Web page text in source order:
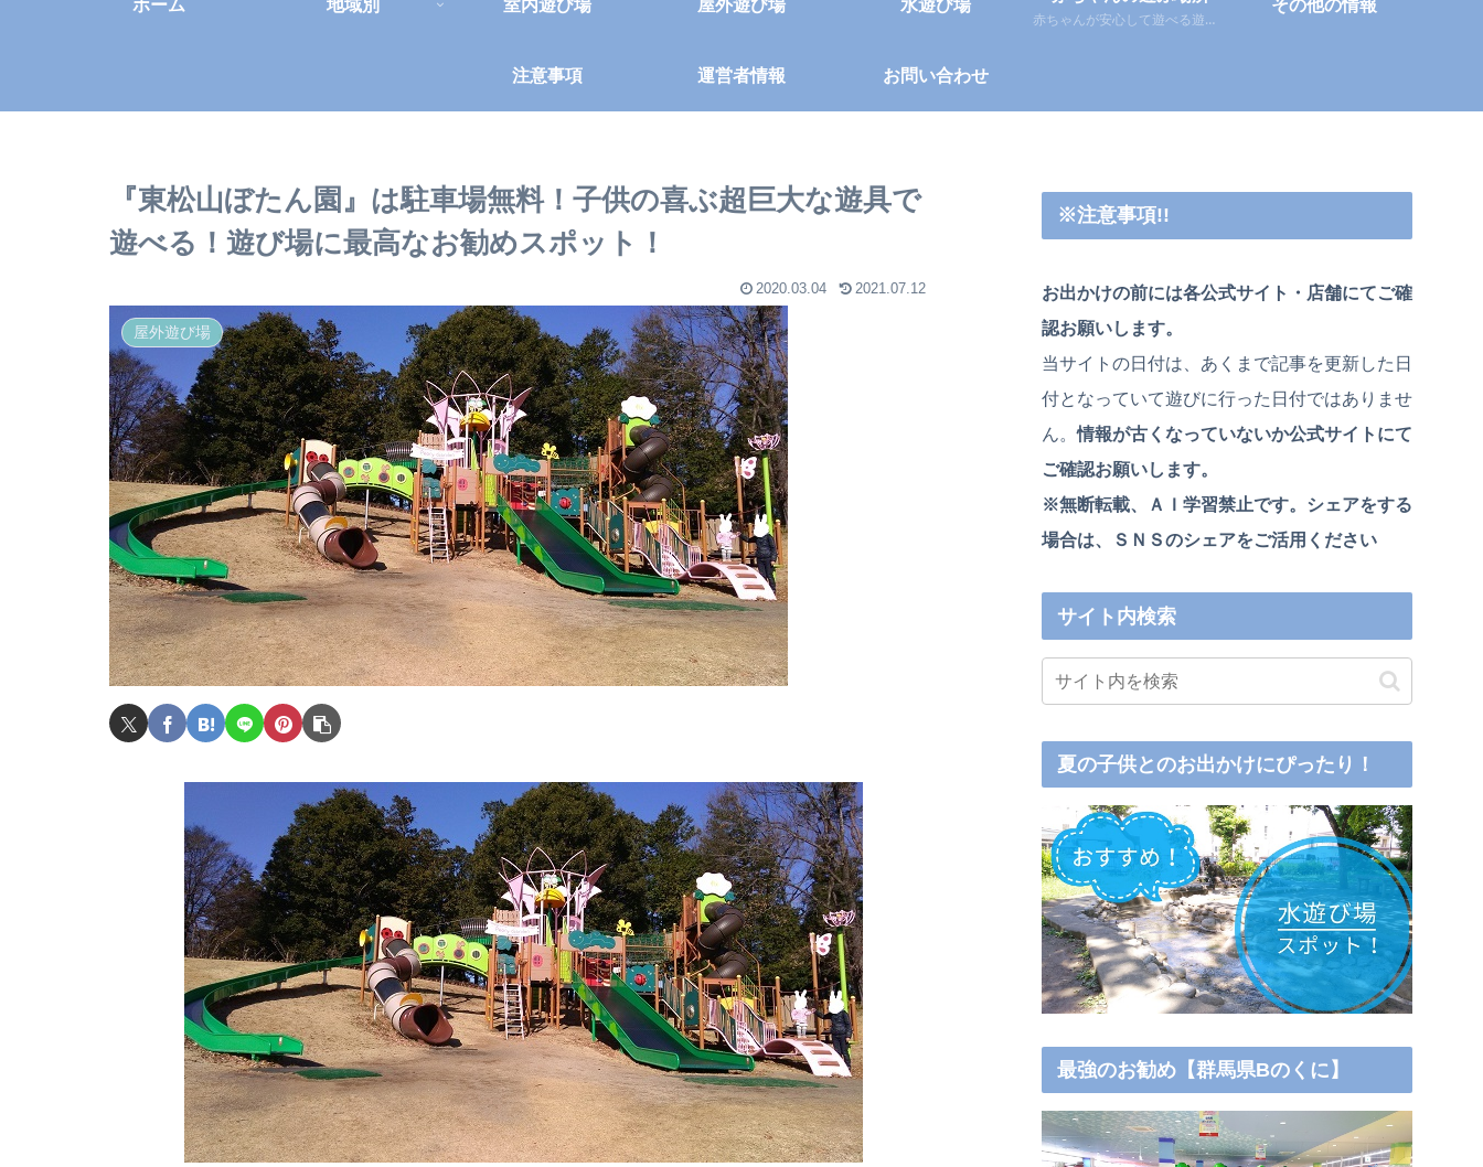
ホーム 地域別 室内遊び場 屋外遊び場 水遊び場
赤ちゃんが安心して遊べる遊び場
その他の情報
注意事項 運営者情報 お問い合わせ
『東松山ぼたん園』は駐車場無料！子供の喜ぶ超巨大な遊具で
遊べる！遊び場に最高なお勧めスポット！
2020.03.04 2021.07.12
屋外遊び場
※注意事項!!
お出かけの前には各公式サイト・店舗にてご確
認お願いします。
当サイトの日付は、あくまで記事を更新した日
付となっていて遊びに行った日付ではありませ
ん。情報が古くなっていないか公式サイトにて
ご確認お願いします。
※無断転載、ＡＩ学習禁止です。シェアをする
場合は、ＳＮＳのシェアをご活用ください
サイト内検索
夏の子供とのお出かけにぴったり！
最強のお勧め【群馬県Bのくに】